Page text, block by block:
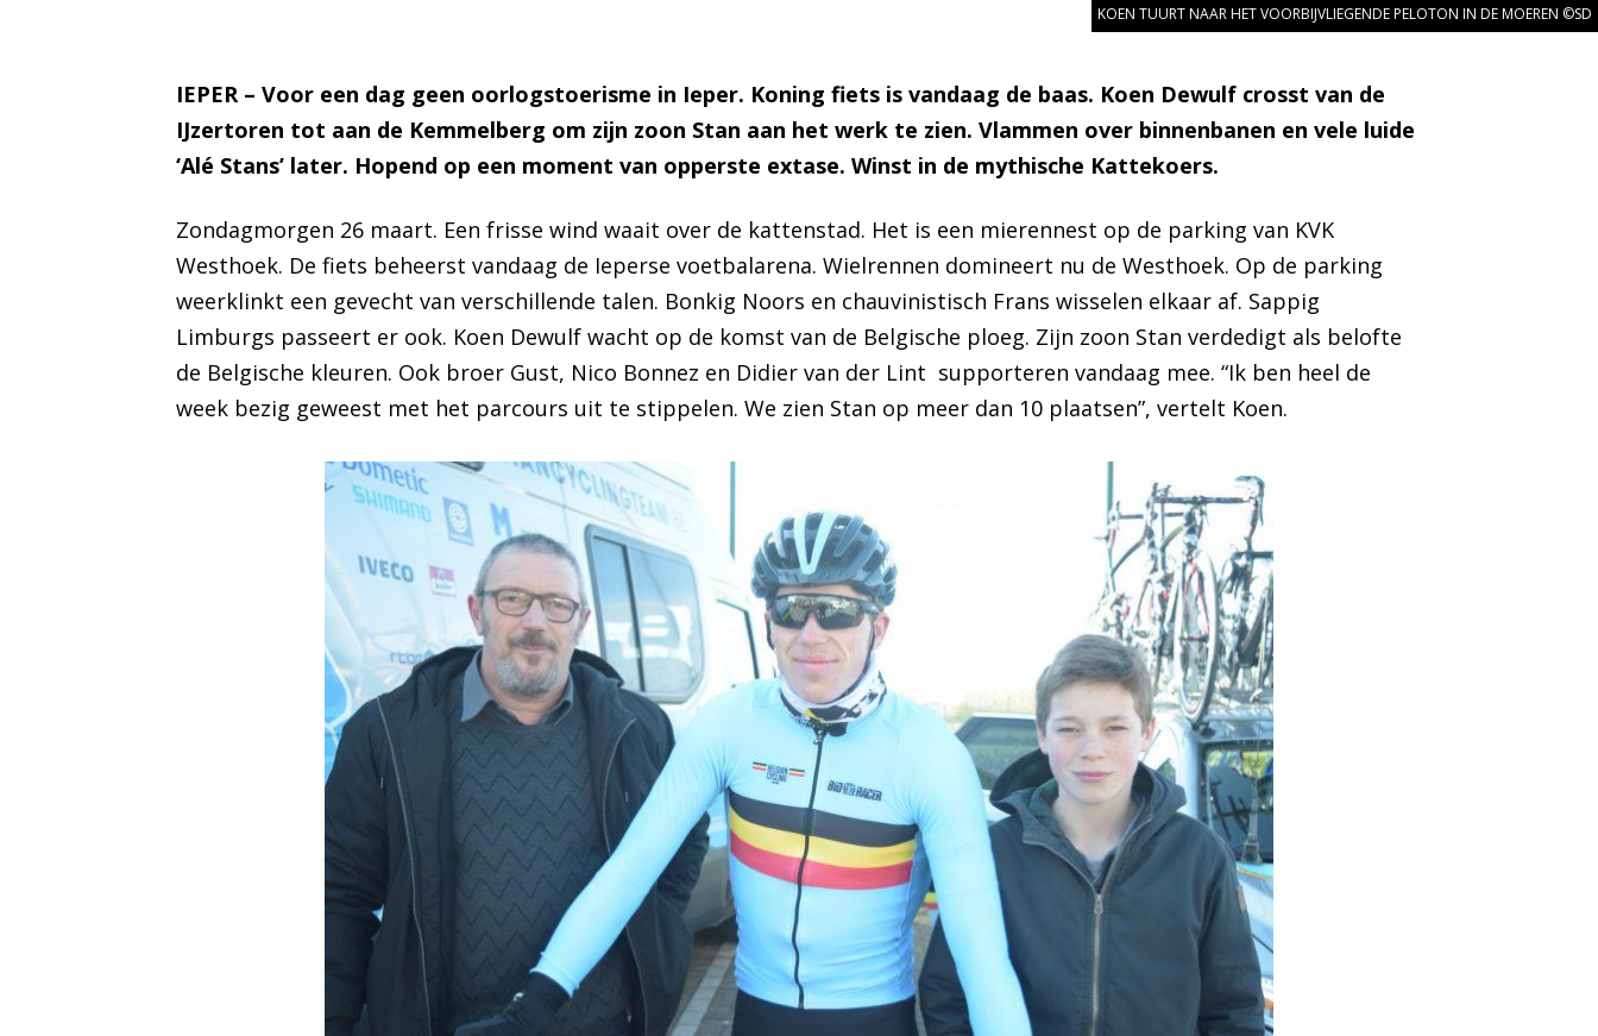
KOEN TUURT NAAR HET VOORBIJVLIEGENDE PELOTON IN DE MOEREN ©SD
IEPER – Voor een dag geen oorlogstoerisme in Ieper. Koning fiets is vandaag de baas. Koen Dewulf crosst van de
IJzertoren tot aan de Kemmelberg om zijn zoon Stan aan het werk te zien. Vlammen over binnenbanen en vele luide
‘Alé Stans’ later. Hopend op een moment van opperste extase. Winst in de mythische Kattekoers.
Zondagmorgen 26 maart. Een frisse wind waait over de kattenstad. Het is een mierennest op de parking van KVK
Westhoek. De fiets beheerst vandaag de Ieperse voetbalarena. Wielrennen domineert nu de Westhoek. Op de parking
weerklinkt een gevecht van verschillende talen. Bonkig Noors en chauvinistisch Frans wisselen elkaar af. Sappig
Limburgs passeert er ook. Koen Dewulf wacht op de komst van de Belgische ploeg. Zijn zoon Stan verdedigt als belofte
de Belgische kleuren. Ook broer Gust, Nico Bonnez en Didier van der Lint supporteren vandaag mee. “Ik ben heel de
week bezig geweest met het parcours uit te stippelen. We zien Stan op meer dan 10 plaatsen”, vertelt Koen.